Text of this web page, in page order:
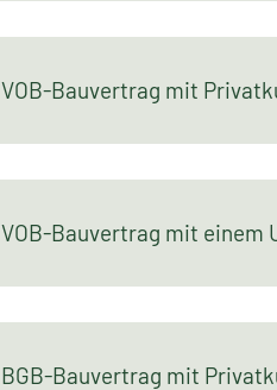
VOB-Bauvertrag mit
VOB-Bauvertrag mit einem
BGB-Bauvertrag mit